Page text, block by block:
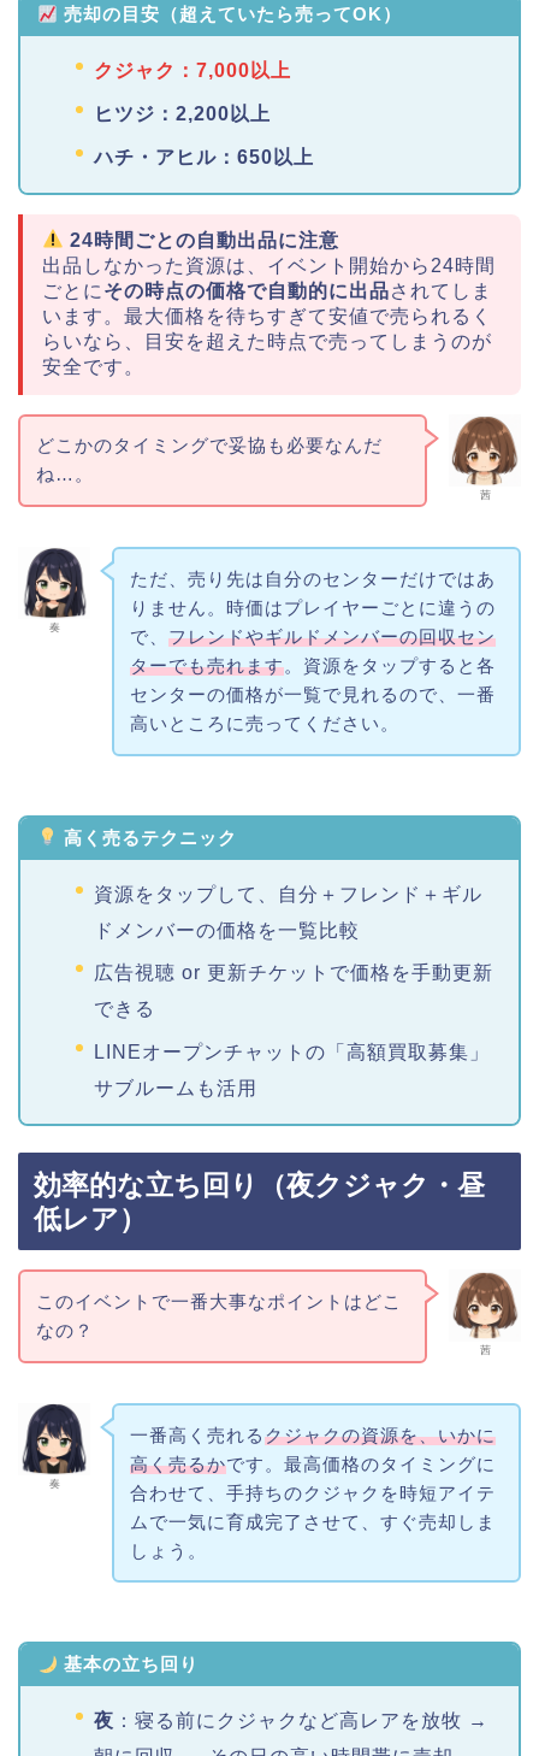
売却の目安（超えていたら売ってOK）
クジャク：7,000以上
ヒツジ：2,200以上
ハチ・アヒル：650以上
24時間ごとの自動出品に注意
出品しなかった資源は、イベント開始から24時間
ごとに その時点の価格で自動的に出品されてしま
います。最大価格を待ちすぎて安値で売られるく
らいなら、目安を超えた時点で売ってしまうのが
安全です。
茜
どこかのタイミングで妥協も必要なんだ
ね…。
奏
ただ、売り先は自分のセンターだけではあ
りません。時価はプレイヤーごとに違うの
で、 フレンドやギルドメンバーの回収セン
ターでも売れます。資源をタップすると各
センターの価格が一覧で見れるので、一番
高いところに売ってください。
高く売るテクニック
資源をタップして、自分＋フレンド＋ギル
ドメンバーの価格を一覧比較
広告視聴 or 更新チケットで価格を手動更新
できる
LINEオープンチャットの「高額買取募集」
サブルームも活用
効率的な立ち回り（夜クジャク・昼
低レア）
茜
このイベントで一番大事なポイントはどこ
なの？
奏
一番高く売れるクジャクの資源を、いかに
高く売るかです。最高価格のタイミングに
合わせて、手持ちのクジャクを時短アイテ
ムで一気に育成完了させて、すぐ売却しま
しょう。
基本の立ち回り
夜 ：寝る前にクジャクなど高レアを放牧 →